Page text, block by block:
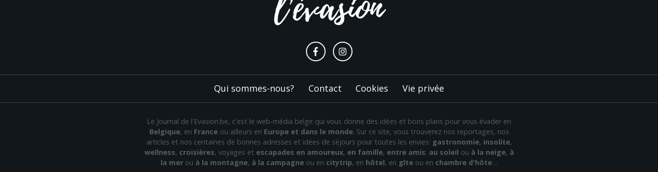
Qui sommes-nous? Contact Cookies Vie privée
Le Journal de l'Evasion.be, c'est le web-média belge qui vous donne des idées et bons plans pour vous évader en
Belgique, en Franceou ailleurs en Europe et dans le monde. Sur ce site, vous trouverez nos reportages, nos
articles et nos centaines de bonnes adresses et idées de séjours pour toutes les envies: gastronomie, insolite,
wellness, croisières, voyages et escapades en amoureux, en famille, entre amis; au soleil ou à la neige, à
la mer ou à la montagne, à la campagne ou en citytrip, en hôtel, en gîte ou en chambre d'hôte…